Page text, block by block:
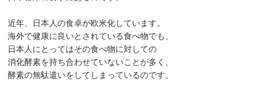
近年、日本人の食卓が欧米化しています。
海外で健康に良いとされている食べ物でも、
日本人にとってはその食べ物に対しての
消化酵素を持ち合わせていないことが多く、
酵素の無駄遣いをしてしまっているのです。